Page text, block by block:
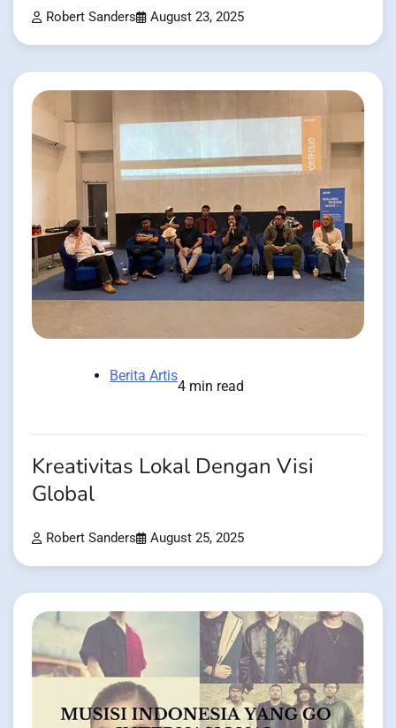
Robert Sanders August 23, 2025
Berita Artis
4 min read
Kreativitas Lokal Dengan Visi
Global
Robert Sanders August 25, 2025